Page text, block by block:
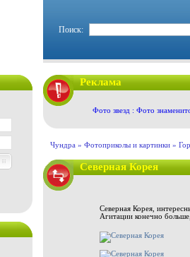
Поиск:
Реклама
Фото звезд : Фото
Чундра » Фотоприколы и картинки »
Северная Корея
Северная Корея,
Агитации конечно